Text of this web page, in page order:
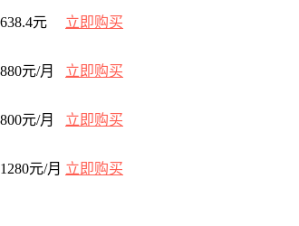
638.4元 立即购买
880元/月 立即购买
800元/月 立即购买
1280元/月 立即购买